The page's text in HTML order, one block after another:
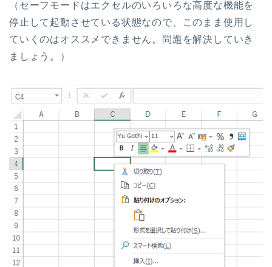
（セーフモードはエクセルのいろいろな高度な機能を
停止して起動させている状態なので、このまま使用し
ていくのはオススメできません。問題を解決していき
ましょう。）